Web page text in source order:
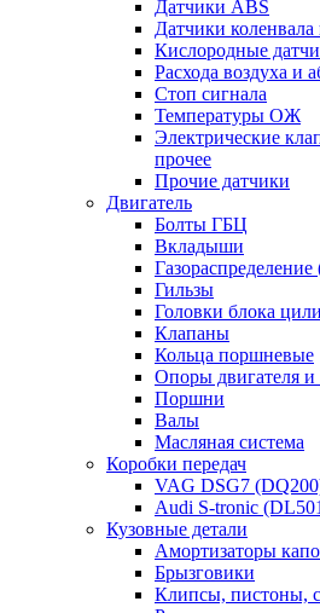
Датчики ABS
Датчики коленвала
Кислородные
Расхода воздуха и
Стоп сигнала
Температуры ОЖ
Электрические
прочее
Прочие датчики
Двигатель
Болты ГБЦ
Вкладыши
Гильзы
Головки блока
Клапаны
Кольца поршневые
Опоры двигателя
Поршни
Валы
Масляная система
Коробки передач
VAG DSG7
Audi S-tronic
Кузовные детали
Амортизаторы
Брызговики
Клипсы, пистоны,